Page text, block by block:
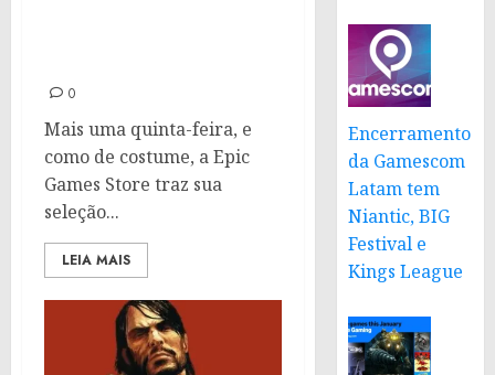
0
Mais uma quinta-feira, e
como de costume, a Epic
Games Store traz sua
seleção...
LEIA MAIS
Encerramento
da Gamescom
Latam tem
Niantic, BIG
Festival e
Kings League